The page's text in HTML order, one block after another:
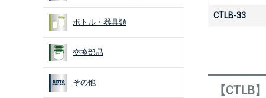
ボトル・器具類
交換部品
その他
CTLB-33
【CTLB